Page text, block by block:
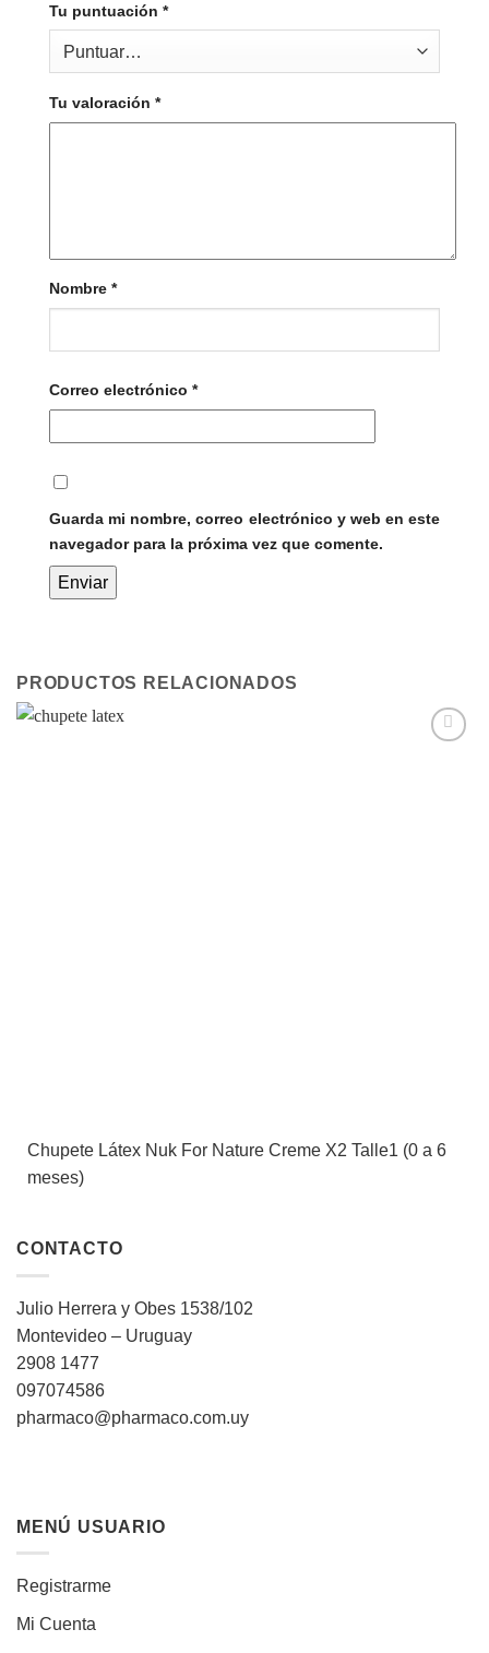
Tu puntuación *
Tu valoración *
Nombre *
Correo electrónico *
Guarda mi nombre, correo electrónico y web en este
navegador para la próxima vez que comente.
PRODUCTOS RELACIONADOS
Chupete Látex Nuk For Nature Creme X2 Talle1 (0 a 6
meses)
CONTACTO
Julio Herrera y Obes 1538/102
Montevideo – Uruguay
2908 1477
097074586
pharmaco@pharmaco.com.uy
MENÚ USUARIO
Registrarme
Mi Cuenta